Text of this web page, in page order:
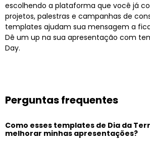
escolhendo a plataforma que você já
projetos, palestras e campanhas de
templates ajudam sua mensagem a
Dê um up na sua apresentação com
Day.
Perguntas frequentes
Como esses templates de Dia da
melhorar minhas apresentações?